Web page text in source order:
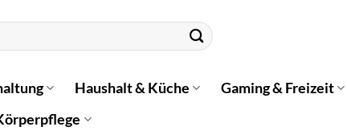
Haushalt & Küche Gaming & Freizeit